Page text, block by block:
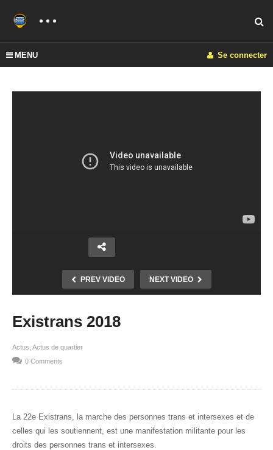
MENU Se connecter
PREV VIDEO NEXT VIDEO
Existrans 2018
Actus Actus de quartier
0 Comments
La 22e Existrans, la marche des personnes trans et intersexes et de
celles qui les soutiennent, est une manifestation militante pour les
droits des personnes trans et intersexes.